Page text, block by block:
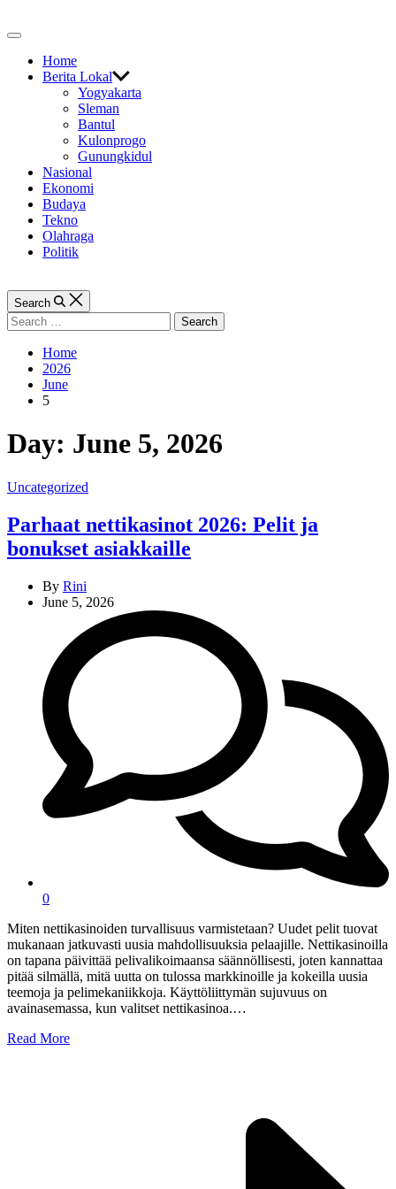
to
Off
CanvasHome
Berita Lokal
Yogyakarta
Sleman
Bantul
Kulonprogo
Gunungkidul
Nasional
Ekonomi
Budaya
Tekno
Olahraga
Politik
Search
Search
for:
Home
2026
June
5
Day: June 5, 2026
Categories
Uncategorized
Parhaat nettikasinot 2026: Pelit ja
bonukset asiakkaille
By Rini
June 5, 2026
0
Miten nettikasinoiden turvallisuus varmistetaan? Uudet pelit tuovat
mukanaan jatkuvasti uusia mahdollisuuksia pelaajille. Nettikasinoilla
on tapana päivittää pelivalikoimaansa säännöllisesti, joten kannattaa
pitää silmällä, mitä uutta on tulossa markkinoille ja kokeilla uusia
teemoja ja pelimekaniikkoja. Käyttöliittymän sujuvuus on
avainasemassa, kun valitset nettikasinoa.…
Read More